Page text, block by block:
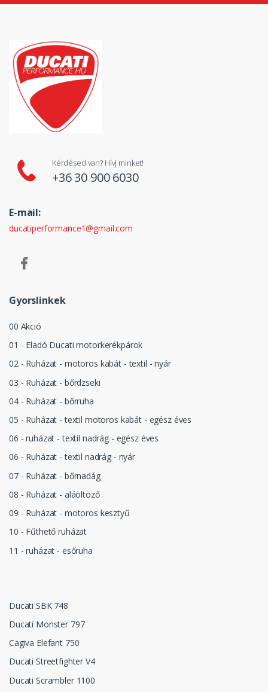
Kérdésed van? Hívj minket!
+36 30 900 6030
E-mail:
ducatiperformance1@gmail.com
Gyorslinkek
00 Akció
01 - Eladó Ducati motorkerékpárok
02 - Ruházat - motoros kabát - textil - nyár
03 - Ruházat - bőrdzseki
04 - Ruházat - bőrruha
05 - Ruházat - textil motoros kabát - egész éves
06 - ruházat - textil nadrág - egész éves
06 - Ruházat - textil nadrág - nyár
07 - Ruházat - bőrnadág
08 - Ruházat - aláöltöző
09 - Ruházat - motoros kesztyű
10 - Fűthető ruházat
11 - ruházat - esőruha
Ducati SBK 748
Ducati Monster 797
Cagiva Elefant 750
Ducati Streetfighter V4
Ducati Scrambler 1100